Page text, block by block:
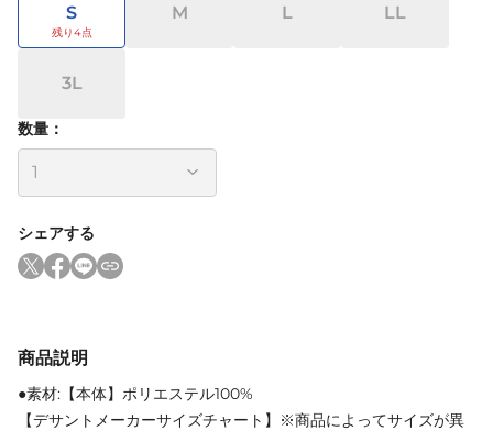
S M L LL
3L
数量：
シェアする
商品説明
●素材:【本体】ポリエステル100%
【デサントメーカーサイズチャート】※商品によってサイズが異